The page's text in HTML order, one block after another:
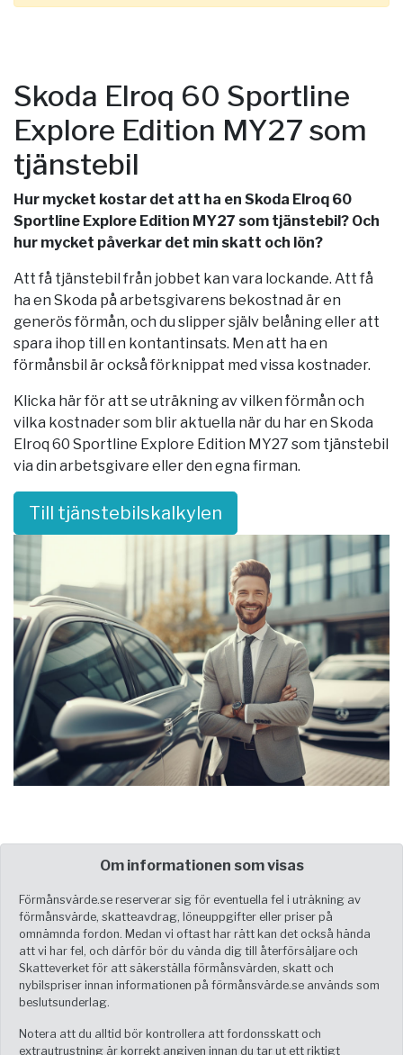
Skoda Elroq 60 Sportline
Explore Edition MY27 som
tjänstebil
Hur mycket kostar det att ha en Skoda Elroq 60
Sportline Explore Edition MY27 som tjänstebil? Och
hur mycket påverkar det min skatt och lön?
Att få tjänstebil från jobbet kan vara lockande. Att få
ha en Skoda på arbetsgivarens bekostnad är en
generös förmån, och du slipper själv belåning eller att
spara ihop till en kontantinsats. Men att ha en
förmånsbil är också förknippat med vissa kostnader.
Klicka här för att se uträkning av vilken förmån och
vilka kostnader som blir aktuella när du har en Skoda
Elroq 60 Sportline Explore Edition MY27 som tjänstebil
via din arbetsgivare eller den egna firman.
Till tjänstebilskalkylen
Om informationen som visas
Förmånsvärde.se reserverar sig för eventuella fel i uträkning av
förmånsvärde, skatteavdrag, löneuppgifter eller priser på
omnämnda fordon. Medan vi oftast har rätt kan det också hända
att vi har fel, och därför bör du vända dig till återförsäljare och
Skatteverket för att säkerställa förmånsvärden, skatt och
nybilspriser innan informationen på förmånsvärde.se används som
beslutsunderlag.
Notera att du alltid bör kontrollera att fordonsskatt och
extrautrustning är korrekt angiven innan du tar ut ett riktigt